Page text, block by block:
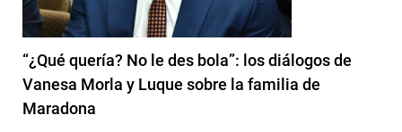
“¿Qué quería? No le des bola”: los diálogos de
Vanesa Morla y Luque sobre la familia de
Maradona